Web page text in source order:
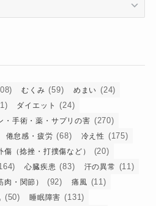
むくみ (59) めまい (24)
ダイエット (24)
・手術・薬・サプリの害 (270)
倦怠感・疲労 (68) 冷え性 (175)
傷（捻挫・打撲傷など） (20)
心臓疾患 (83) 汗の異常 (11)
肉・関節） (92) 痛風 (11)
(50) 睡眠障害 (131)